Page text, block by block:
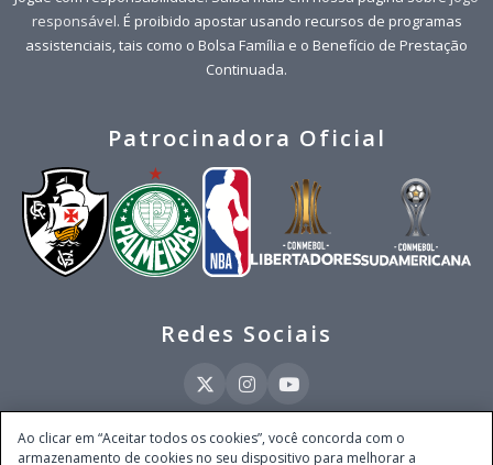
responsável. É proibido apostar usando recursos de programas
assistenciais, tais como o Bolsa Família e o Benefício de Prestação
Continuada.
Patrocinadora Oficial
Redes Sociais
Este site é operado pela Ventmear Brasil LTDA (CNPJ 52.868.380/0001-84), com
Ao clicar em “Aceitar todos os cookies”, você concorda com o
armazenamento de cookies no seu dispositivo para melhorar a